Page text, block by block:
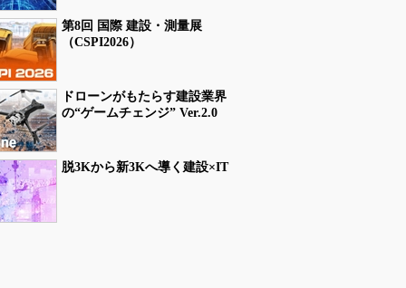
第8回 国際 建設・測量展
（CSPI2026）
ドローンがもたらす建設業界
の“ゲームチェンジ” Ver.2.0
脱3Kから新3Kへ導く建設×IT